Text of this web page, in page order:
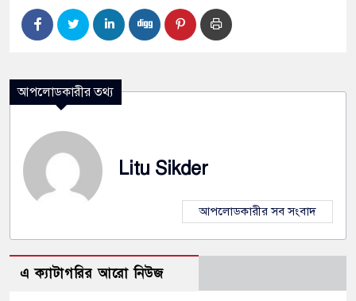
আপলোডকারীর তথ্য
Litu Sikder
আপলোডকারীর সব সংবাদ
এ ক্যাটাগরির আরো নিউজ